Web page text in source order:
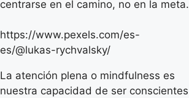
centrarse en el camino, no en la meta.
https://www.pexels.com/es-
es/@lukas-rychvalsky/
La atención plena o mindfulness es
nuestra capacidad de ser conscientes